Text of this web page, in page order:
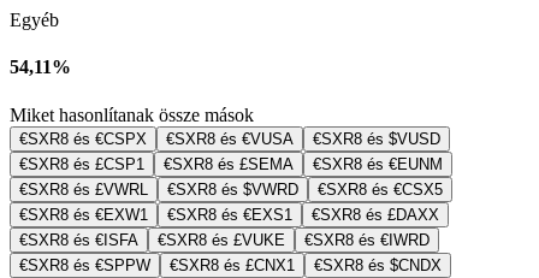
Egyéb
54,11%
Miket hasonlítanak össze mások
€SXR8 és €CSPX €SXR8 és €VUSA
€SXR8 és $VUSD
€SXR8 és £CSP1
€SXR8 és £SEMA
€SXR8 és €EUNM
€SXR8 és £VWRL
€SXR8 és $VWRD
€SXR8 és €CSX5
€SXR8 és €EXW1
€SXR8 és €EXS1
€SXR8 és £DAXX
€SXR8 és €ISFA
€SXR8 és £VUKE
€SXR8 és €IWRD
€SXR8 és €SPPW
€SXR8 és £CNX1
€SXR8 és $CNDX